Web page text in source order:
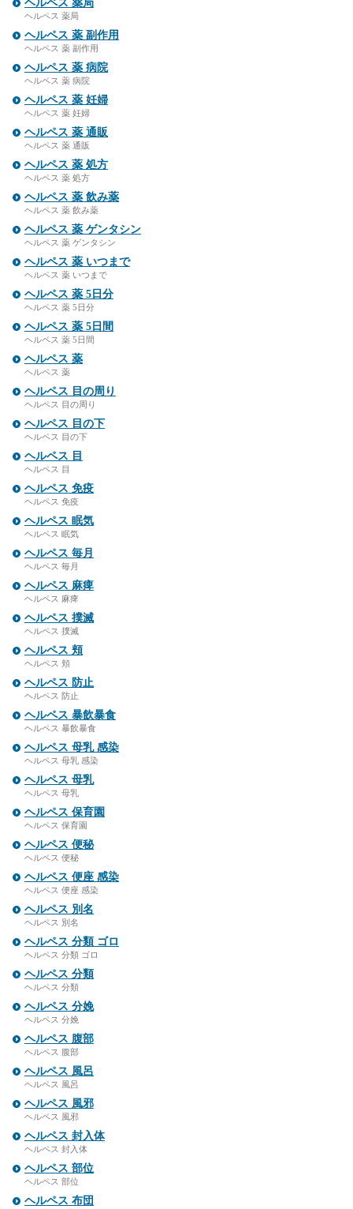
ヘルペス 薬局
ヘルペス 薬局
ヘルペス 薬 副作用
ヘルペス 薬 副作用
ヘルペス 薬 病院
ヘルペス 薬 病院
ヘルペス 薬 妊婦
ヘルペス 薬 妊婦
ヘルペス 薬 通販
ヘルペス 薬 通販
ヘルペス 薬 処方
ヘルペス 薬 処方
ヘルペス 薬 飲み薬
ヘルペス 薬 飲み薬
ヘルペス 薬 ゲンタシン
ヘルペス 薬 ゲンタシン
ヘルペス 薬 いつまで
ヘルペス 薬 いつまで
ヘルペス 薬 5日分
ヘルペス 薬 5日分
ヘルペス 薬 5日間
ヘルペス 薬 5日間
ヘルペス 薬
ヘルペス 薬
ヘルペス 目の周り
ヘルペス 目の周り
ヘルペス 目の下
ヘルペス 目の下
ヘルペス 目
ヘルペス 目
ヘルペス 免疫
ヘルペス 免疫
ヘルペス 眠気
ヘルペス 眠気
ヘルペス 毎月
ヘルペス 毎月
ヘルペス 麻痺
ヘルペス 麻痺
ヘルペス 撲滅
ヘルペス 撲滅
ヘルペス 頬
ヘルペス 頬
ヘルペス 防止
ヘルペス 防止
ヘルペス 暴飲暴食
ヘルペス 暴飲暴食
ヘルペス 母乳 感染
ヘルペス 母乳 感染
ヘルペス 母乳
ヘルペス 母乳
ヘルペス 保育園
ヘルペス 保育園
ヘルペス 便秘
ヘルペス 便秘
ヘルペス 便座 感染
ヘルペス 便座 感染
ヘルペス 別名
ヘルペス 別名
ヘルペス 分類 ゴロ
ヘルペス 分類 ゴロ
ヘルペス 分類
ヘルペス 分類
ヘルペス 分娩
ヘルペス 分娩
ヘルペス 腹部
ヘルペス 腹部
ヘルペス 風呂
ヘルペス 風呂
ヘルペス 風邪
ヘルペス 風邪
ヘルペス 封入体
ヘルペス 封入体
ヘルペス 部位
ヘルペス 部位
ヘルペス 布団